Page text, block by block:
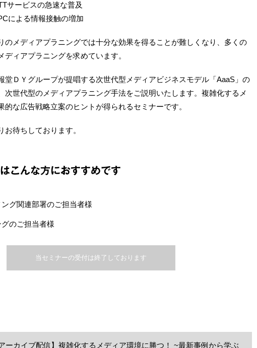
サービスの急速な普及
による情報接触の増加
のメディアプラニングでは十分な効果を得ることが難しくなり、多くの
ディアプラニングを求めています。
堂ＤＹグループが提唱する次世代型メディアビジネスモデル「AaaS」の
次世代型のメディアプラニング手法をご説明いたします。複雑化するメ
的な広告戦略立案のヒントが得られるセミナーです。
お待ちしております。
こんな方におすすめです
グ関連部署のご担当者様
のご担当者様
当セミナーの受付は終了しております
アーカイブ配信】複雑化するメディア環境に勝つ！ ~最新事例から学ぶ